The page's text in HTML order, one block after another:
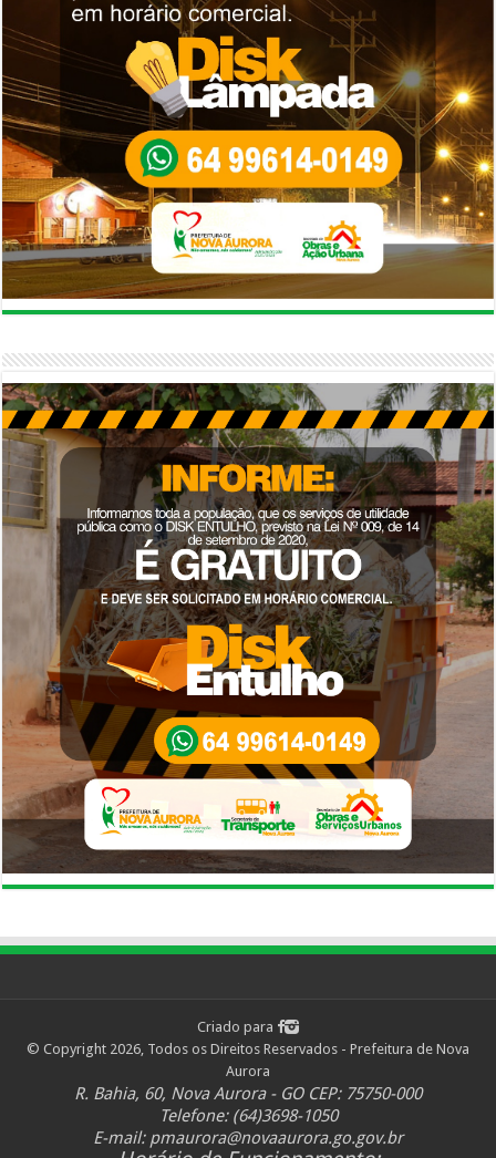
Criado para
© Copyright 2026, Todos os Direitos Reservados - Prefeitura de Nova
Aurora
R. Bahia, 60, Nova Aurora - GO CEP: 75750-000
Telefone: (64)3698-1050
E-mail: pmaurora@novaaurora.go.gov.br